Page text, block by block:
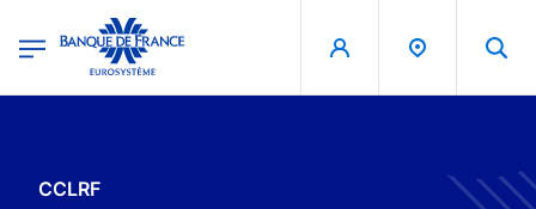
Banque de France - Menu Principal
CCLRF